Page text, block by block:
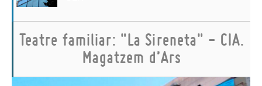
Teatre familiar: "La Sireneta" - CIA.
Magatzem d’Ars